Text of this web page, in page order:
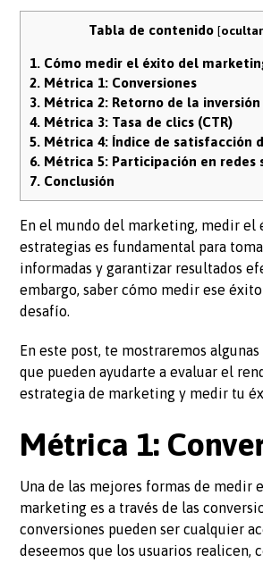
Tabla de contenido [ocultar
1. Cómo medir el éxito del
2. Métrica 1: Conversiones
3. Métrica 2: Retorno de la inversión
4. Métrica 3: Tasa de clics (CTR)
5. Métrica 4: Índice de satisfacción
6. Métrica 5: Participación en redes
7. Conclusión
En el mundo del marketing, medir el
estrategias es fundamental para
informadas y garantizar resultados
embargo, saber cómo medir ese
desafío.
En este post, te mostraremos
que pueden ayudarte a evaluar el
estrategia de marketing y medir tu
Métrica 1:
Una de las mejores formas de medir
marketing es a través de las
conversiones pueden ser cualquier
deseemos que los usuarios realicen,